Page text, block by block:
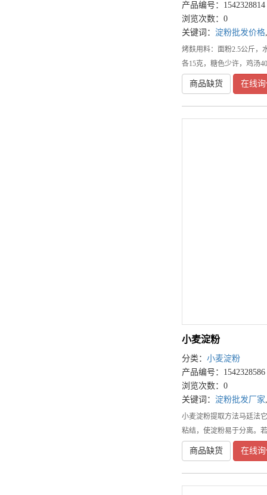
产品编号：1542328814
浏览次数：0
关键词： 淀粉批发价格,
烤麸用料：面粉2.5公斤，
各15克，糖色少许，鸡汤
商品缺货 在线
小麦淀粉
分类： 小麦淀粉
产品编号：1542328586
浏览次数：0
关键词： 淀粉批发厂家,
小麦淀粉提取方法马廷法
粘结，使淀粉易于分离。
商品缺货 在线